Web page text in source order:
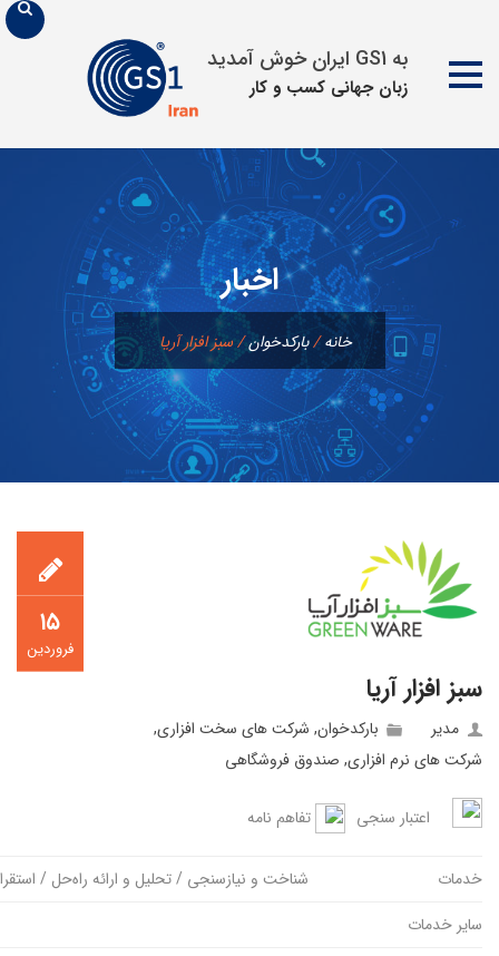
به GS1 ایران خوش آمدید
زبان جهانی كسب و كار
محتوا
اخبار
خانه/بارکدخوان/سبز افزار آریا
۱۵
فروردین
سبز افزار آریا
مدیر بارکدخوان, شرکت های سخت افزاری,
شرکت های نرم افزاری, صندوق فروشگاهی
اعتبار سنجی تفاهم نامه
خدمات
شناخت و نیازسنجی / تحلیل و ارائه راه‌حل /
سایر خدمات